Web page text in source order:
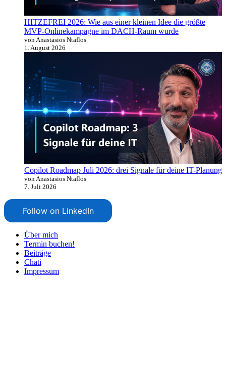
HITZEFREI 2026: Wie aus einer kleinen Idee die größte
MVP-Onlinekampagne im DACH-Raum wurde
von Anastasios Ntaflos
1. August 2026
Copilot Roadmap Juli 2026: drei Signale für deine IT-Planung
von Anastasios Ntaflos
7. Juli 2026
Follow on LinkedIn
Über mich
Termin buchen!
Beiträge
Chati
Impressum